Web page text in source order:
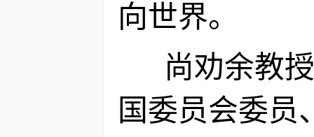
向世界。
尚劝余教授
国委员会委员